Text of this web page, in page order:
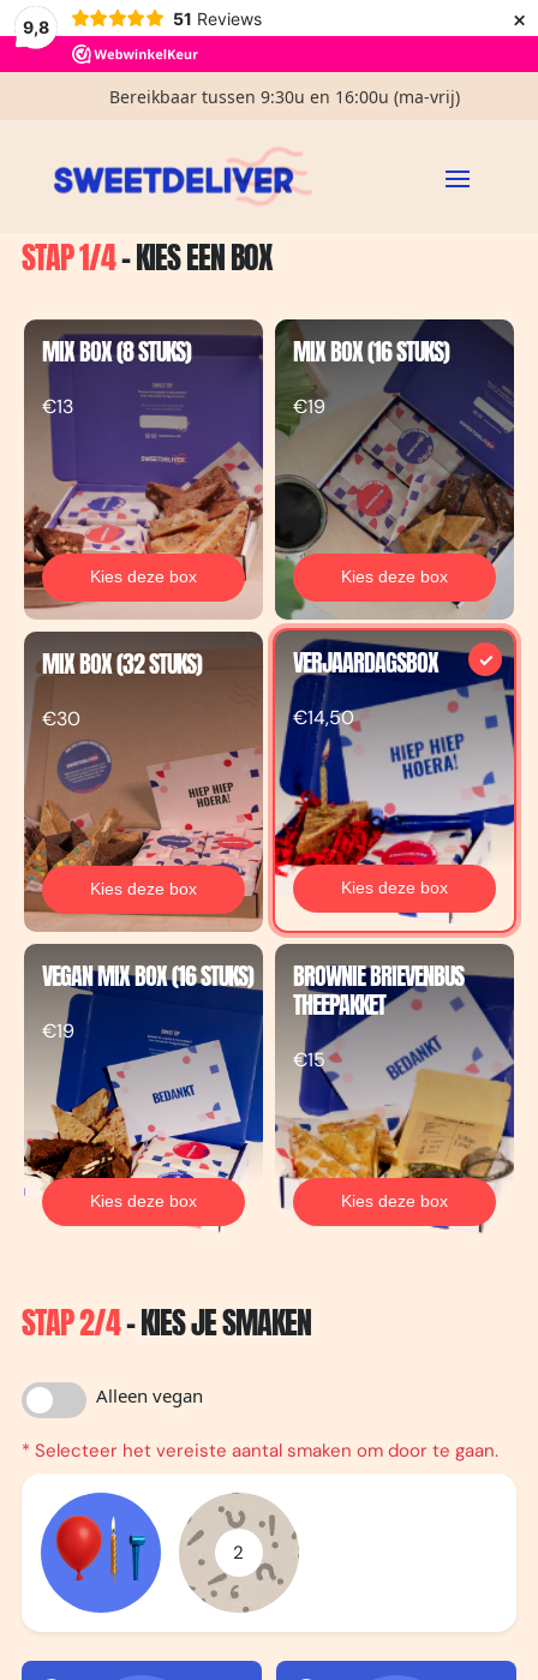
9,8 51 Reviews ×
€ 3,95 verzendkosten in NL
Bereikbaar tussen 9:30u en 16:00u (ma-vrij)
Gratis handgeschreven kaartje
Home / Samenstellen
STAP 1/4- KIES EEN BOX
MIX BOX (8 STUKS)
€13
Kies deze box
MIX BOX (16 STUKS)
€19
Kies deze box
MIX BOX (32 STUKS)
€30
Kies deze box
VERJAARDAGSBOX
€14,50
Kies deze box
VEGAN MIX BOX (16 STUKS)
€19
Kies deze box
BROWNIE BRIEVENBUS
THEEPAKKET
€15
Kies deze box
STAP 2/4- KIES JE SMAKEN
Alleen vegan
* Selecteer het vereiste aantal smaken om door te gaan.
2